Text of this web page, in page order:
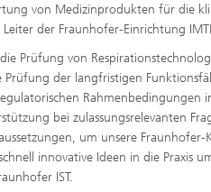
von Medizinprodukten für die
der Fraunhofer-Einrichtung
Prüfung von
der langfristigen
Rahmenbedingungen
bei zulassungsrelevanten
um unsere
innovative Ideen in die Praxis
IST.